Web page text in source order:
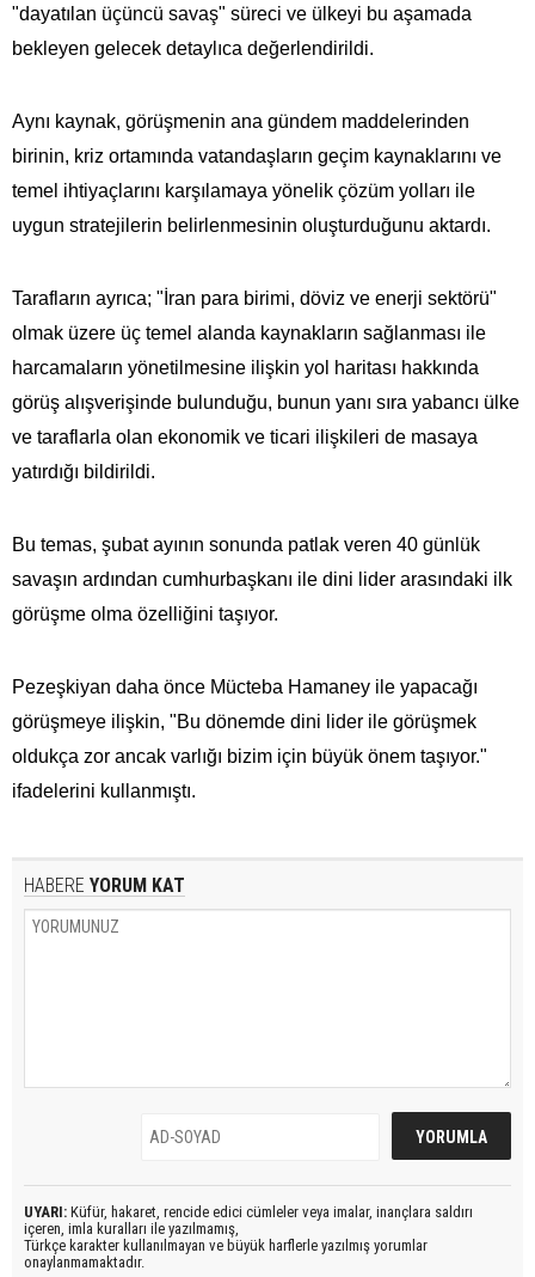
"dayatılan üçüncü savaş" süreci ve ülkeyi bu aşamada
bekleyen gelecek detaylıca değerlendirildi.
Aynı kaynak, görüşmenin ana gündem maddelerinden
birinin, kriz ortamında vatandaşların geçim kaynaklarını ve
temel ihtiyaçlarını karşılamaya yönelik çözüm yolları ile
uygun stratejilerin belirlenmesinin oluşturduğunu aktardı.
Tarafların ayrıca; "İran para birimi, döviz ve enerji sektörü"
olmak üzere üç temel alanda kaynakların sağlanması ile
harcamaların yönetilmesine ilişkin yol haritası hakkında
görüş alışverişinde bulunduğu, bunun yanı sıra yabancı ülke
ve taraflarla olan ekonomik ve ticari ilişkileri de masaya
yatırdığı bildirildi.
Bu temas, şubat ayının sonunda patlak veren 40 günlük
savaşın ardından cumhurbaşkanı ile dini lider arasındaki ilk
görüşme olma özelliğini taşıyor.
Pezeşkiyan daha önce Mücteba Hamaney ile yapacağı
görüşmeye ilişkin, "Bu dönemde dini lider ile görüşmek
oldukça zor ancak varlığı bizim için büyük önem taşıyor."
ifadelerini kullanmıştı.
HABERE YORUM KAT
UYARI: Küfür, hakaret, rencide edici cümleler veya imalar, inançlara saldırı
içeren, imla kuralları ile yazılmamış,
Türkçe karakter kullanılmayan ve büyük harflerle yazılmış yorumlar
onaylanmamaktadır.